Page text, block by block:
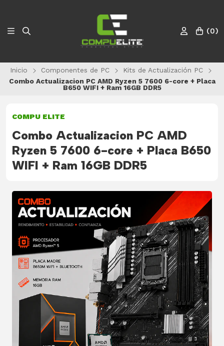
(0)
Inicio Componentes de PC
Kits de Actualización PC
Combo Actualizacion PC AMD Ryzen 5 7600 6-core + Placa
B650 WIFI + Ram 16GB DDR5
COMPU ELITE
Combo Actualizacion PC AMD
Ryzen 5 7600 6-core + Placa B650
WIFI + Ram 16GB DDR5